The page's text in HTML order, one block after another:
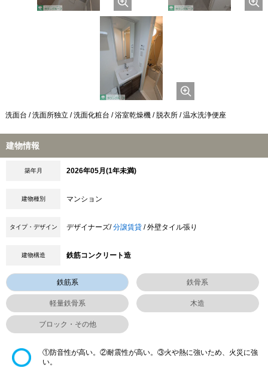
洗面台 / 洗面所独立 / 洗面化粧台 / 浴室乾燥機 / 脱衣所 / 温水洗浄便座
建物情報
築年月 2026年05月(1年未満)
建物種別 マンション
タイプ・デザイン デザイナーズ/分譲賃貸 / 外壁タイル張り
建物構造 鉄筋コンクリート造
鉄筋系 鉄骨系
軽量鉄骨系 木造
ブロック・その他
①防音性が高い。②耐震性が高い。③火や熱に強いため、火災に強
い。